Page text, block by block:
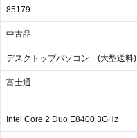
85179
中古品
デスクトップパソコン (大型送料)
富士通
Intel Core 2 Duo E8400 3GHz